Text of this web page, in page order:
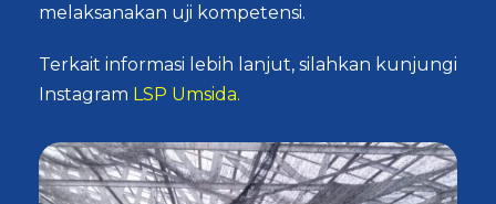
melaksanakan uji kompetensi.
Terkait informasi lebih lanjut, silahkan kunjungi
Instagram LSP Umsida.